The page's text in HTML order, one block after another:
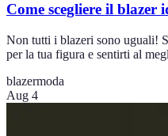
Come scegliere il blazer
Non tutti i blazeri sono uguali!
per la tua figura e sentirti al
blazermoda
Aug 4